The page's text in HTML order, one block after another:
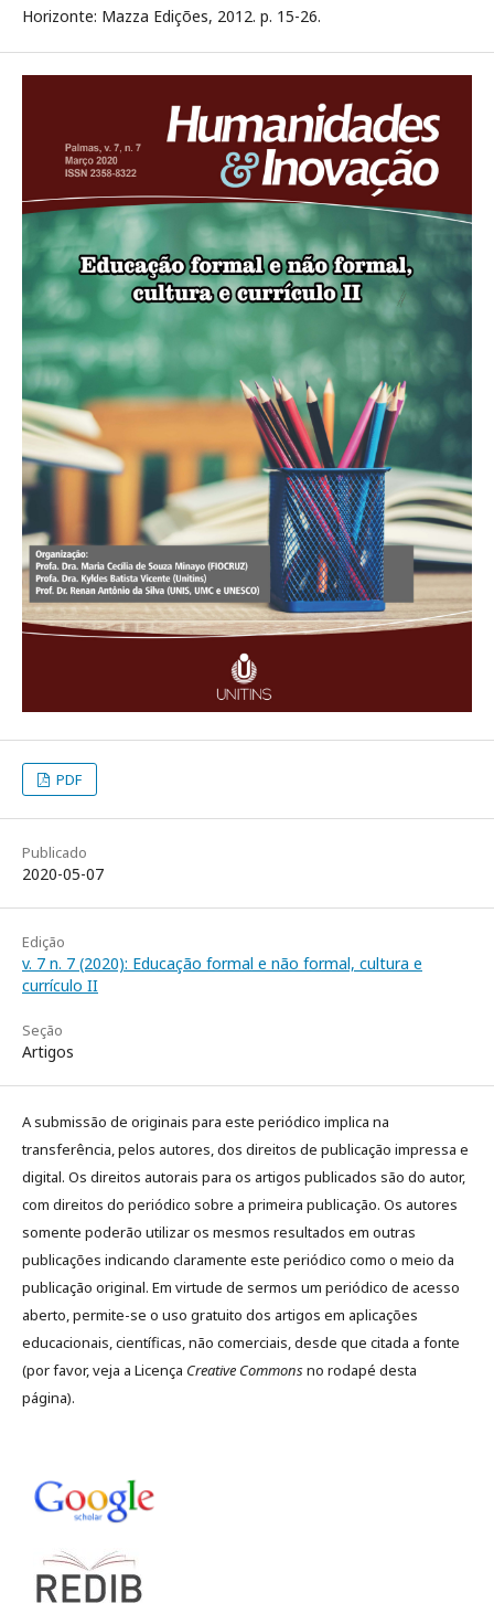
Horizonte: Mazza Edições, 2012. p. 15-26.
PDF
Publicado
2020-05-07
Edição
v. 7 n. 7 (2020): Educação formal e não formal, cultura e
currículo II
Seção
Artigos
A submissão de originais para este periódico implica na
transferência, pelos autores, dos direitos de publicação impressa e
digital. Os direitos autorais para os artigos publicados são do autor,
com direitos do periódico sobre a primeira publicação. Os autores
somente poderão utilizar os mesmos resultados em outras
publicações indicando claramente este periódico como o meio da
publicação original. Em virtude de sermos um periódico de acesso
aberto, permite-se o uso gratuito dos artigos em aplicações
educacionais, científicas, não comerciais, desde que citada a fonte
(por favor, veja a Licença Creative Commonsno rodapé desta
página).